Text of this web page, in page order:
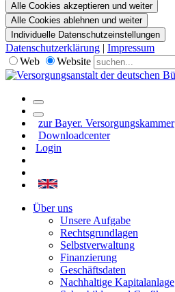
Alle Cookies akzeptieren und weiter
Alle Cookies ablehnen und weiter
Individuelle Datenschutzeinstellungen
Datenschutzerklärung | Impressum
Web
Website
zur Bayer. Versorgungskammer
Downloadcenter
Login
Über uns
Unsere Aufgabe
Rechtsgrundlagen
Selbstverwaltung
Finanzierung
Geschäftsdaten
Nachhaltige Kapitalanlage